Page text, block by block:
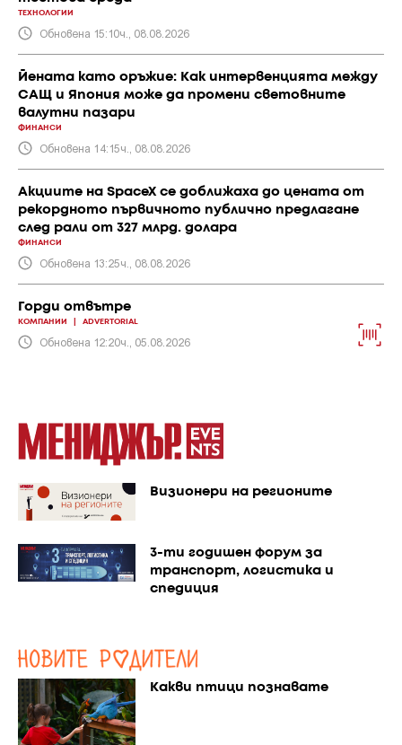
ТЕХНОЛОГИИ
Обновена 15:10ч., 08.08.2026
Йената като оръжие: Как интервенцията между
САЩ и Япония може да промени световните
валутни пазари
ФИНАНСИ
Обновена 14:15ч., 08.08.2026
Акциите на SpaceX се доближаха до цената от
рекордното първичното публично предлагане
след рали от 327 млрд. долара
ФИНАНСИ
Обновена 13:25ч., 08.08.2026
Горди отвътре
КОМПАНИИ ADVERTORIAL
Обновена 12:20ч., 05.08.2026
Визионери на регионите
3-ти годишен форум за
транспорт, логистика и
спедиция
Какви птици познавате